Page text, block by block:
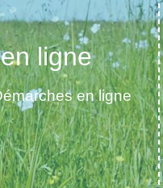
ligne
en ligne